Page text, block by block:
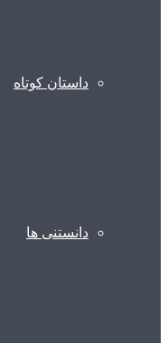
داستان کوتاه
دانستنی ها